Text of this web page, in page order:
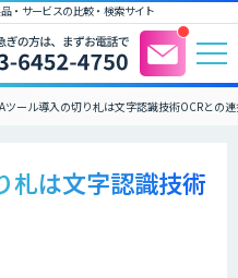
・サービスの比較・検索サイト
ツール導入の切り札は文字認識技術OCRとの
札は文字認識技術